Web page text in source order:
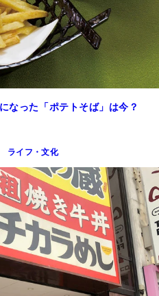
なった「ポテトそば」は今？
ライフ・文化